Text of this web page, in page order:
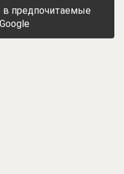
предпочитаемые